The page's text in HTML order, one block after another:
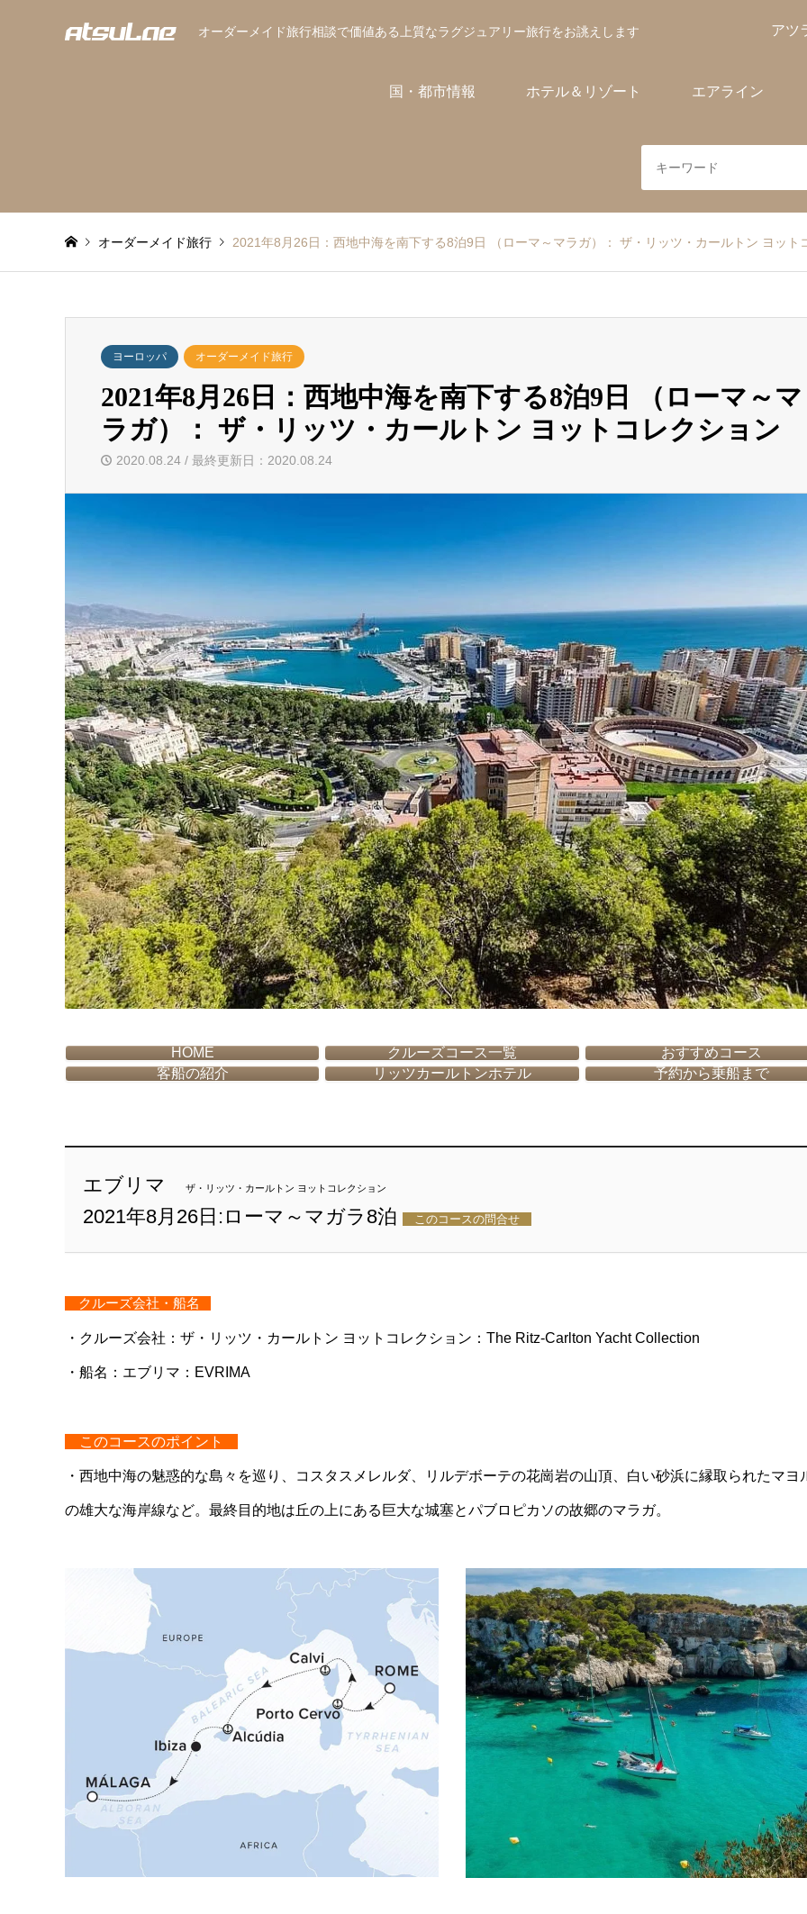
オーダーメイド旅行相談で価値ある上質なラグジュアリー旅行をお誂えします アツ
国・都市情報 ホテル＆リゾート エアライン
オーダーメイド旅行 2021年8月26日：西地中海を南下する8泊9日 （ローマ～マラガ）： ザ・リッツ・カールトン ヨット
ヨーロッパ オーダーメイド旅行
2021年8月26日：西地中海を南下する8泊9日 （ローマ～マ
ラガ）： ザ・リッツ・カールトン ヨットコレクション
2020.08.24 / 最終更新日：2020.08.24
HOME クルーズコース一覧
おすすめコース
客船の紹介
リッツカールトンホテル 予約から乗船まで
エブリマ ザ・リッツ・カールトン ヨットコレクション
2021年8月26日:ローマ～マガラ8泊 このコースの問合せ
クルーズ会社・船名
・クルーズ会社：ザ・リッツ・カールトン ヨットコレクション：The Ritz-Carlton Yacht Collection
・船名：エブリマ：EVRIMA
このコースのポイント
・西地中海の魅惑的な島々を巡り、コスタスメレルダ、リルデボーテの花崗岩の山頂、白い砂浜に縁取られたマヨ
の雄大な海岸線など。最終目的地は 丘の上にある巨大な城塞とパブロピカソの故郷のマラガ。